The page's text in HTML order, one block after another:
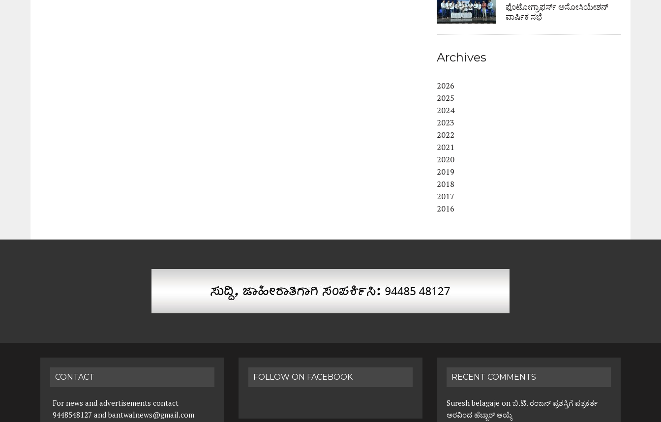
ಫೊಟೋಗ್ರಾಫರ್ಸ್ ಅಸೋಸಿಯೇಶನ್
ವಾರ್ಷಿಕ ಸಭೆ
Archives
2026
2025
2024
2023
2022
2021
2020
2019
2018
2017
2016
CONTACT
For news and advertisements contact
9448548127 and bantwalnews@gmail.com
FOLLOW ON FACEBOOK RECENT COMMENTS
Suresh belagaje onಬಿ.ಟಿ. ರಂಜನ್ ಪ್ರಶಸ್ತಿಗೆ ಪತ್ರಕರ್ತ
ಅರವಿಂದ ಹೆಬ್ಬಾರ್ ಆಯ್ಕೆ